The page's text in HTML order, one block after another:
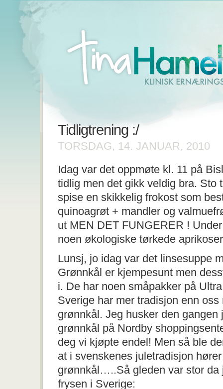
Tidligtrening :/
TORSDAG, 14. JANUAR, 2010
Idag var det oppmøte kl. 11 på
tidlig men det gikk veldig bra. Sto
spise en skikkelig frokost som
quinoagrøt + mandler og
ut MEN DET FUNGERER !
noen økologiske tørkede
Lunsj, jo idag var det linsesuppe
Grønnkål er kjempesunt men
i. De har noen småpakker på
Sverige har mer tradisjon enn
grønnkål. Jeg husker den gangen
grønnkål på Nordby
deg vi kjøpte endel! Men så ble
at i svenskenes juletradisjon
grønnkål…..Så gleden var stor da
frysen i Sverige: